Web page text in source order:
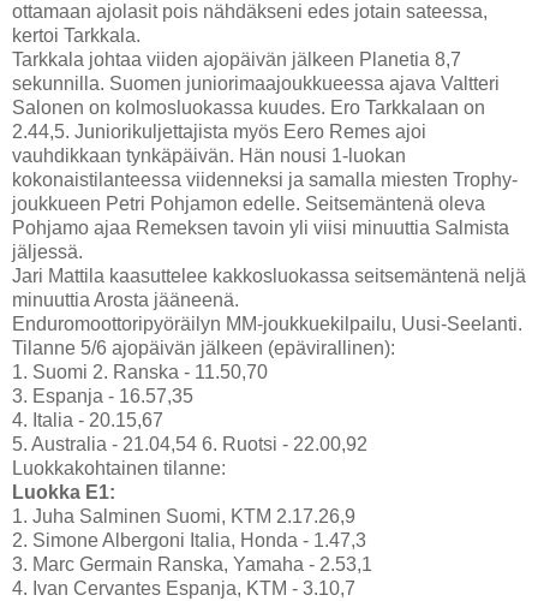
ottamaan ajolasit pois nähdäkseni edes jotain sateessa,
kertoi Tarkkala.
Tarkkala johtaa viiden ajopäivän jälkeen Planetia 8,7
sekunnilla. Suomen juniorimaajoukkueessa ajava Valtteri
Salonen on kolmosluokassa kuudes. Ero Tarkkalaan on
2.44,5. Juniorikuljettajista myös Eero Remes ajoi
vauhdikkaan tynkäpäivän. Hän nousi 1-luokan
kokonaistilanteessa viidenneksi ja samalla miesten Trophy-
joukkueen Petri Pohjamon edelle. Seitsemäntenä oleva
Pohjamo ajaa Remeksen tavoin yli viisi minuuttia Salmista
jäljessä.
Jari Mattila kaasuttelee kakkosluokassa seitsemäntenä neljä
minuuttia Arosta jääneenä.
Enduromoottoripyöräilyn MM-joukkuekilpailu, Uusi-Seelanti.
Tilanne 5/6 ajopäivän jälkeen (epävirallinen):
1. Suomi 2. Ranska - 11.50,70
3. Espanja - 16.57,35
4. Italia - 20.15,67
5. Australia - 21.04,54 6. Ruotsi - 22.00,92
Luokkakohtainen tilanne:
Luokka E1:
1. Juha Salminen Suomi, KTM 2.17.26,9
2. Simone Albergoni Italia, Honda - 1.47,3
3. Marc Germain Ranska, Yamaha - 2.53,1
4. Ivan Cervantes Espanja, KTM - 3.10,7